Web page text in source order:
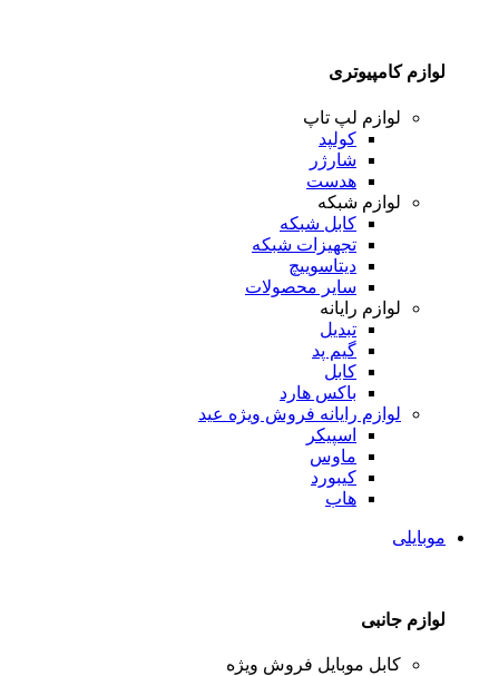
لوازم کامپیوتری
لوازم لپ تاپ
کولپد
شارژر
هدست
لوازم شبکه
کابل شبکه
تجهیزات شبکه
دیتاسوییچ
سایر محصولات
لوازم رایانه
تبدیل
گیم پد
کابل
باکس هارد
لوازم رایانه فروش ویژه عید
اسپیکر
ماوس
کیبورد
هاب
موبایلی
لوازم جانبی
کابل موبایل فروش ویژه